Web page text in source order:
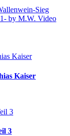
Sieg
by M.W. Video
Kaiser
3